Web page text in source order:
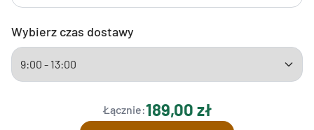
Wybierz czas dostawy
Łącznie:189,00 zł